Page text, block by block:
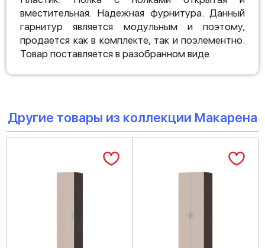
вместительная. Надежная фурнитура. Данный
гарнитур является модульным и поэтому,
продается как в комплекте, так и поэлементно.
Товар поставляется в разобранном виде.
Другие товары из коллекции Макарена